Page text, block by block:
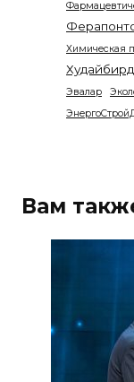
Химическая
Эвалар
Вам